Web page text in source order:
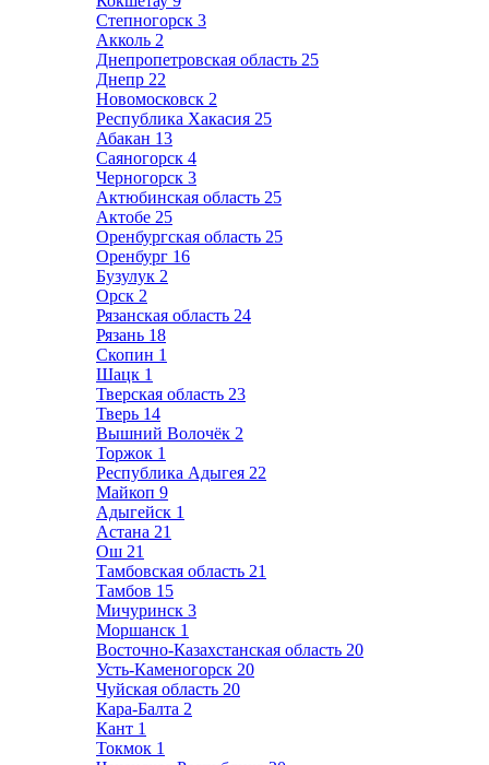
Степногорск 3
Акколь 2
Днепропетровская область 25
Днепр 22
Новомосковск 2
Республика Хакасия 25
Абакан 13
Саяногорск 4
Черногорск 3
Актюбинская область 25
Актобе 25
Оренбургская область 25
Оренбург 16
Бузулук 2
Орск 2
Рязанская область 24
Рязань 18
Скопин 1
Шацк 1
Тверская область 23
Тверь 14
Вышний Волочёк 2
Торжок 1
Республика Адыгея 22
Майкоп 9
Адыгейск 1
Астана 21
Ош 21
Тамбовская область 21
Тамбов 15
Мичуринск 3
Моршанск 1
Восточно-Казахстанская область 20
Усть-Каменогорск 20
Чуйская область 20
Кара-Балта 2
Кант 1
Токмок 1